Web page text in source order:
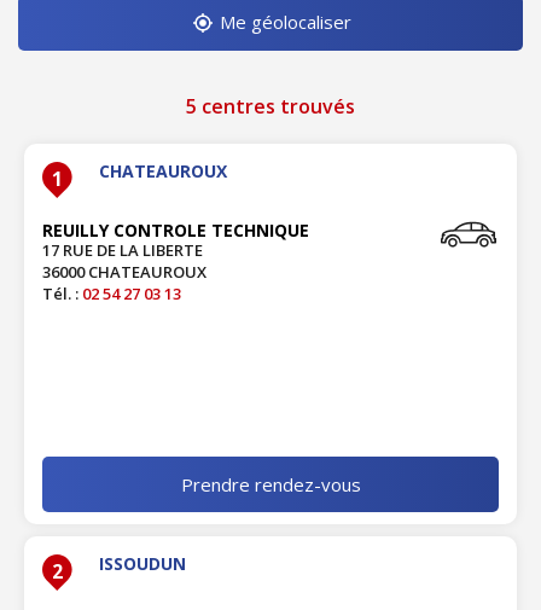
Me géolocaliser
5 centres trouvés
1 CHATEAUROUX
REUILLY CONTROLE TECHNIQUE
17 RUE DE LA LIBERTE
36000 CHATEAUROUX
Tél. : 02 54 27 03 13
Prendre rendez-vous
2 ISSOUDUN